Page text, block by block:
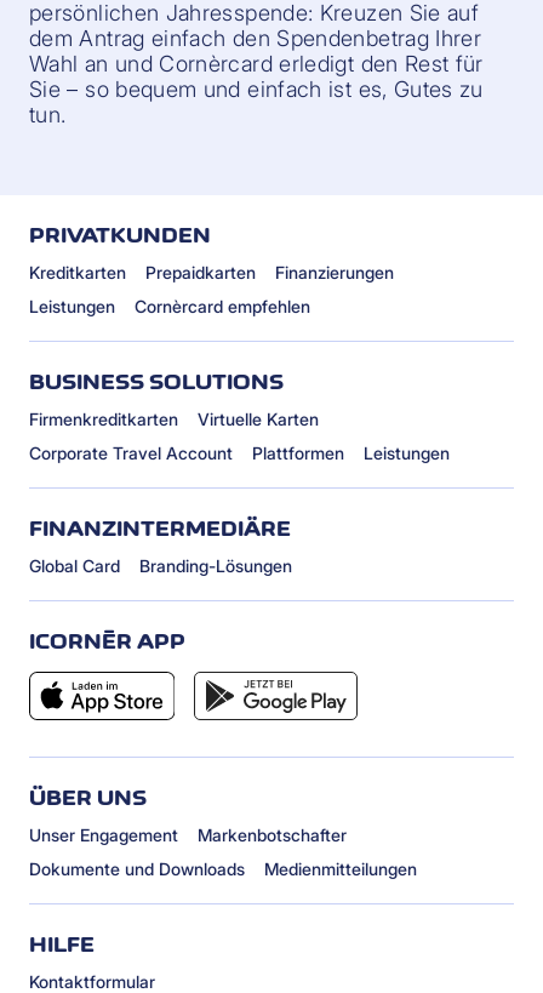
persönlichen Jahresspende: Kreuzen Sie auf
dem Antrag einfach den Spendenbetrag Ihrer
Wahl an und Cornèrcard erledigt den Rest für
Sie – so bequem und einfach ist es, Gutes zu
tun.
PRIVATKUNDEN
Kreditkarten Prepaidkarten
Finanzierungen
Leistungen
Cornèrcard empfehlen
BUSINESS SOLUTIONS
Firmenkreditkarten
Virtuelle Karten
Corporate Travel Account
Plattformen Leistungen
FINANZINTERMEDIÄRE
Global Card Branding-Lösungen
ICORNÈR APP
ÜBER UNS
Unser Engagement
Markenbotschafter
Dokumente und Downloads
Medienmitteilungen
HILFE
Kontaktformular